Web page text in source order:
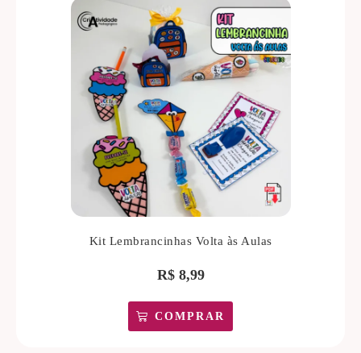
Kit Lembrancinhas Volta às Aulas
R$8,99
COMPRAR